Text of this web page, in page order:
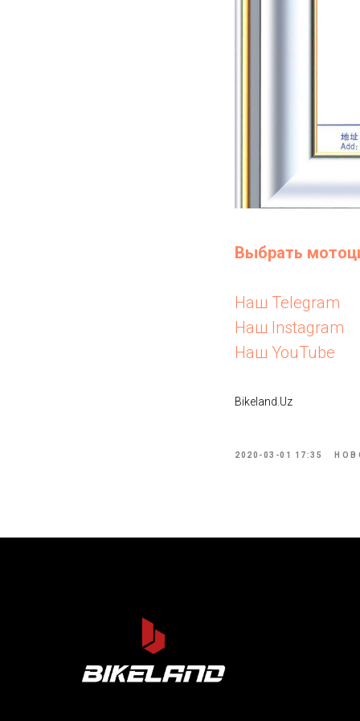
Выбрать
Наш Telegram
Наш Instagram
Наш YouTube
Bikeland.Uz
2020-03-01 17:35